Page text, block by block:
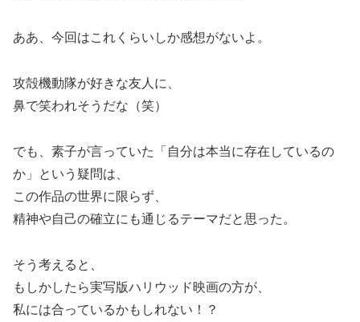
ああ、今回はこれくらいしか感想がないよ。
攻殻機動隊が好きな友人に、
鼻で笑われそうだな（笑）
でも、素子が言っていた「自分は本当に存在しているの
か」という疑問は、
この作品の世界に限らず、
精神や自己の確立にも通じるテーマだと思った。
そう考えると、
もしかしたら実写版ハリウッド映画の方が、
私には合っているかもしれない！？